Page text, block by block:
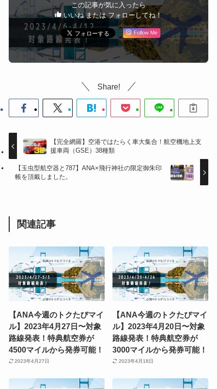
この記事が気に入ったら
いいね または フォローしてね！
Follow Me
Share!
【完全網羅】空港ではたらく車大集合！航空機地上支
援車両（GSE）38種類
【玉虫型航空器と787】ANA×飛行神社の限定御朱印
帳を頂戴しました。
関連記事
【ANA今週のトクたびマイ
ル】2023年4月27日〜対象
路線発表！特典航空券が
4500マイルから発券可能！
2023年4月27日
【ANA今週のトクたびマイ
ル】2023年4月20日〜対象
路線発表！特典航空券が
3000マイルから発券可能！
2023年4月18日